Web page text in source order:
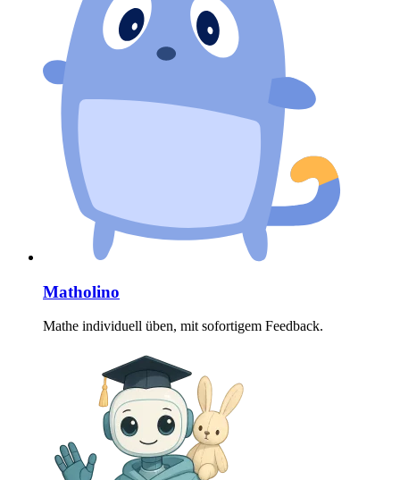
Matholino
Mathe individuell üben, mit sofortigem Feedback.